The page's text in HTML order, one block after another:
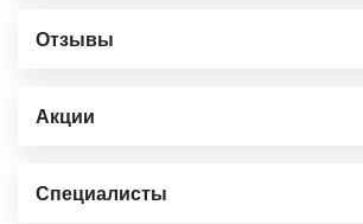
Отзывы
Акции
Специалисты